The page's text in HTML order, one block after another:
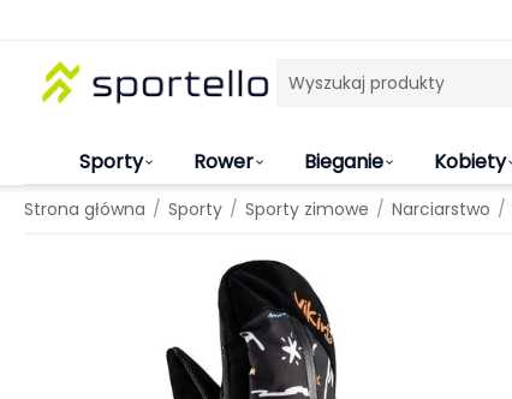
Sporty Rower Bieganie Kobiety
Strona główna / Sporty / Sporty zimowe / Narciarstwo /